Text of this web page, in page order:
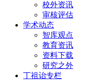
校外资讯
审核评估
学术动态
智库观点
教育资讯
资料下载
研究之外
丁祖诒专栏